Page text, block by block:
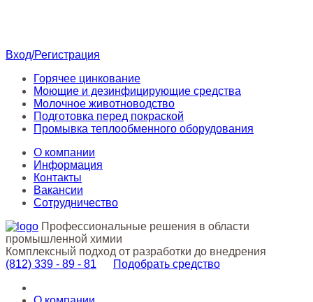
Вход/Регистрация
Горячее цинкование
Моющие и дезинфицирующие средства
Молочное животноводство
Подготовка перед покраской
Промывка теплообменного оборудования
О компании
Информация
Контакты
Вакансии
Сотрудничество
Профессиональные решения в области
промышленной химии
Комплексный подход от разработки до внедрения
(812) 339 - 89 - 81 Подобрать средство